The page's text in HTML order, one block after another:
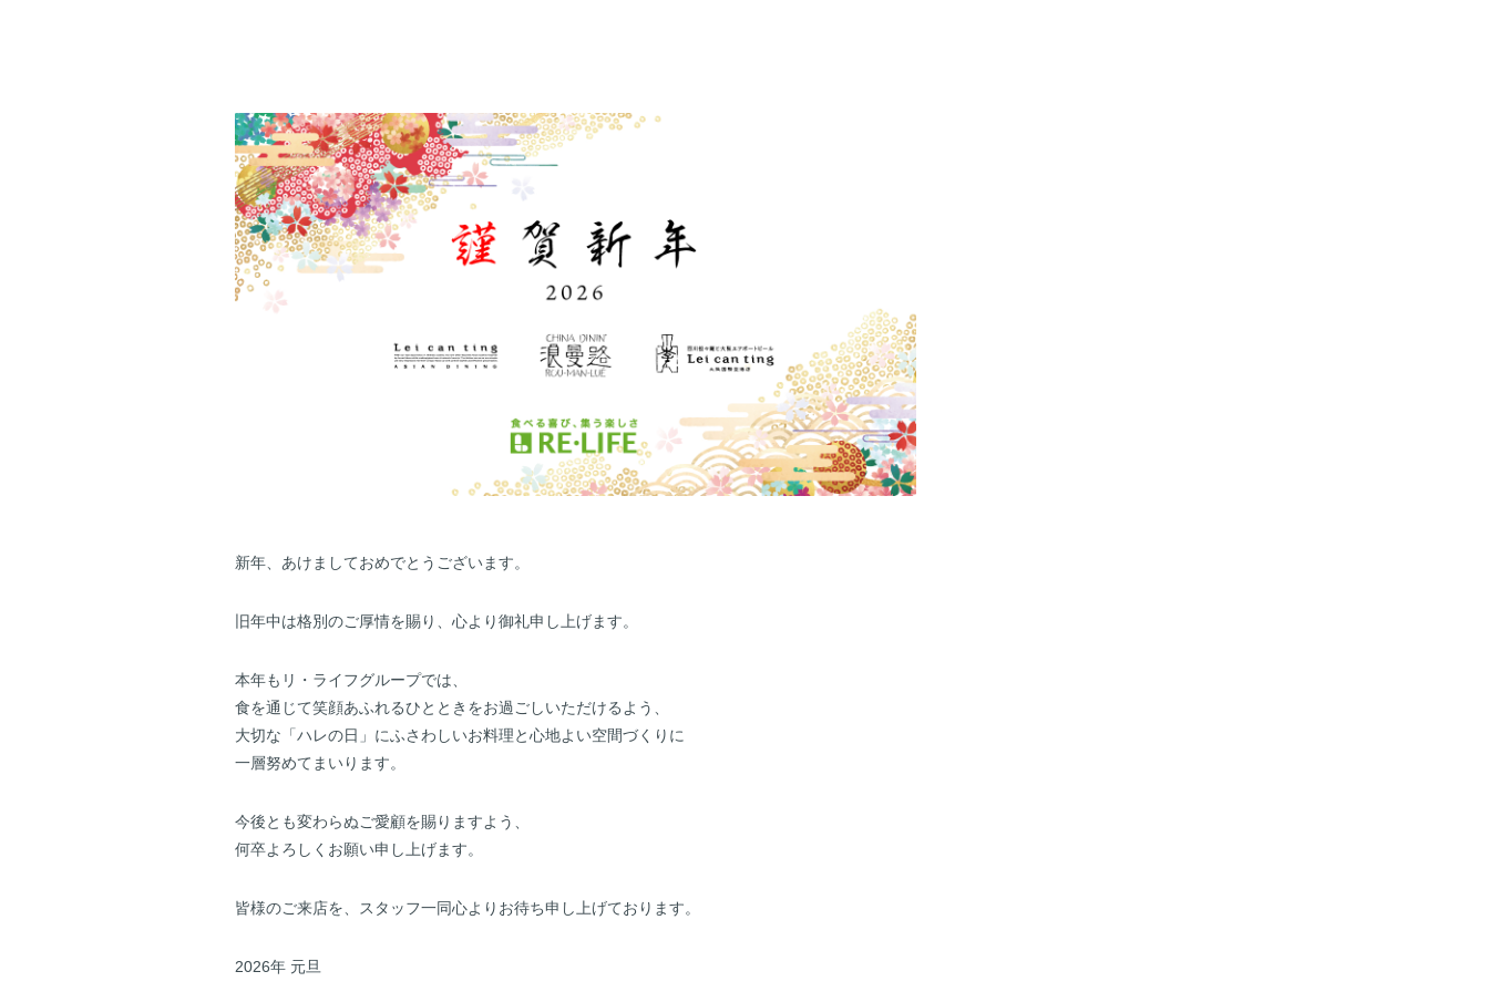
新年、あけましておめでとうございます。
旧年中は格別のご厚情を賜り、心より御礼申し上げます。
本年もリ・ライフグループでは、
食を通じて笑顔あふれるひとときをお過ごしいただけるよう、
大切な「ハレの日」にふさわしいお料理と心地よい空間づくりに
一層努めてまいります。
今後とも変わらぬご愛顧を賜りますよう、
何卒よろしくお願い申し上げます。
皆様のご来店を、スタッフ一同心よりお待ち申し上げております。
2026年 元旦